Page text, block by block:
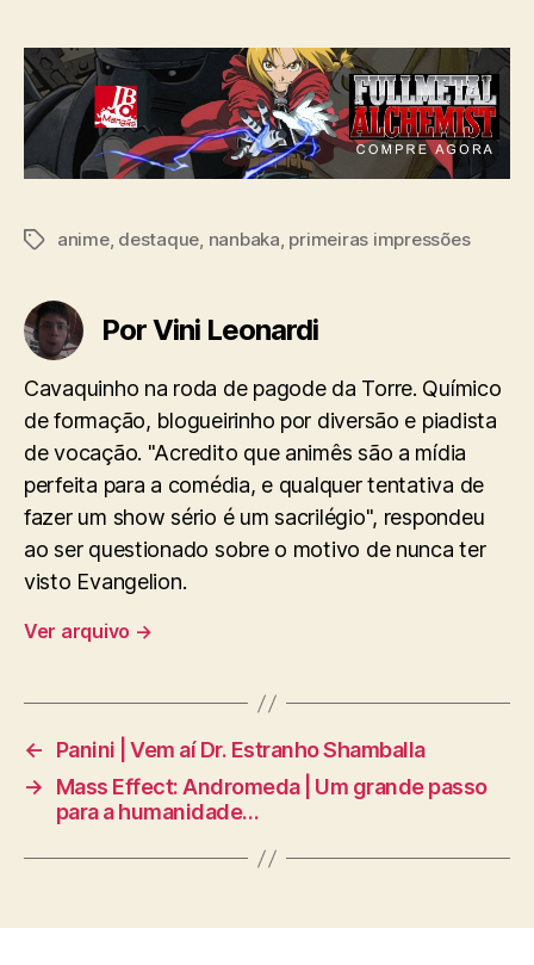
Tagsanime, destaque, nanbaka, primeiras impressões
Por Vini Leonardi
Cavaquinho na roda de pagode da Torre. Químico
de formação, blogueirinho por diversão e piadista
de vocação. "Acredito que animês são a mídia
perfeita para a comédia, e qualquer tentativa de
fazer um show sério é um sacrilégio", respondeu
ao ser questionado sobre o motivo de nunca ter
visto Evangelion.
Ver arquivo →
←
Panini | Vem aí Dr. Estranho Shamballa
→
Mass Effect: Andromeda | Um grande passo
para a humanidade…